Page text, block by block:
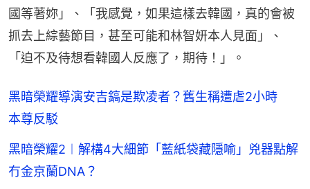
國等著妳」、「我感覺，如果這樣去韓國，真的會被
抓去上綜藝節目，甚至可能和林智妍本人見面」、
「迫不及待想看韓國人反應了，期待！」。
黑暗榮耀導演安吉鎬是欺凌者？舊生稱遭虐2小時
本尊反駁
黑暗榮耀2︱解構4大細節「藍紙袋藏隱喻」兇器點解
冇金京蘭DNA？